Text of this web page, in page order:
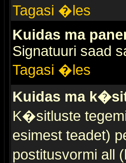
Tagasi �les
Kuidas ma
Signatuuri saad
Tagasi �les
Kuidas ma
K�sitluste
esimest teadet)
postitusvormi all